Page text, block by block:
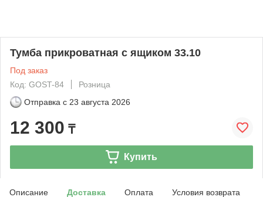
Тумба прикроватная с ящиком 33.10
Под заказ
Код: GOST-84
Розница
Отправка с 23 августа 2026
12 300 ₸
Купить
Описание Доставка Оплата Условия возврата